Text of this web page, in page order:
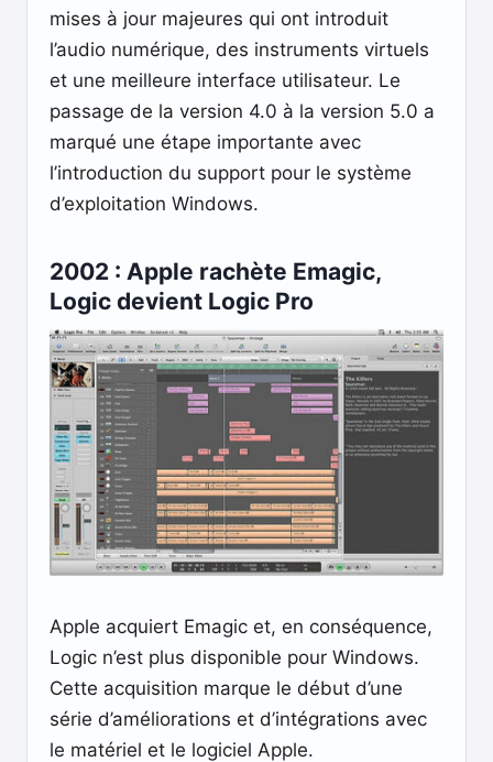
mises à jour majeures qui ont introduit
l’audio numérique, des instruments virtuels
et une meilleure interface utilisateur. Le
passage de la version 4.0 à la version 5.0 a
marqué une étape importante avec
l’introduction du support pour le système
d’exploitation Windows.
2002 : Apple rachète Emagic,
Logic devient Logic Pro
Apple acquiert Emagic et, en conséquence,
Logic n’est plus disponible pour Windows.
Cette acquisition marque le début d’une
série d’améliorations et d’intégrations avec
le matériel et le logiciel Apple.